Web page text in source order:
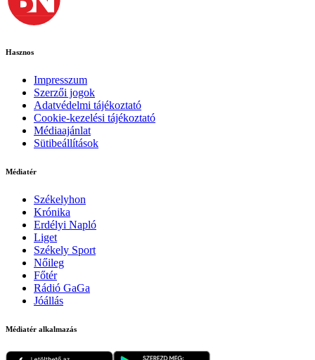
Hasznos
Impresszum
Szerzői jogok
Adatvédelmi tájékoztató
Cookie-kezelési tájékoztató
Médiaajánlat
Sütibeállítások
Médiatér
Székelyhon
Krónika
Erdélyi Napló
Liget
Székely Sport
Nőileg
Főtér
Rádió GaGa
Jóállás
Médiatér alkalmazás